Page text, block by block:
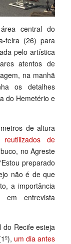
central do
feira (26) para
pelo artística
atentos de
na manhã
os detalhes
do Hemetério e
de altura
de
no Agreste
preparado
não é de que
a importância
em entrevista
do Recife esteja
um dia antes